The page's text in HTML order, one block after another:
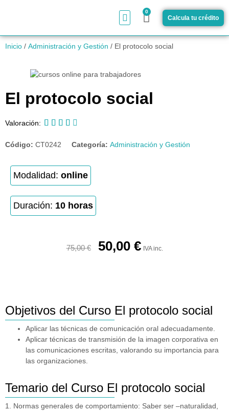
0
Calcula tu crédito
Inicio / Administración y Gestión / El protocolo social
El protocolo social
Valoración:     
Código: CT0242 Categoría: Administración y Gestión
Modalidad: online
Duración: 10 horas
75,00€ 50,00 € IVA inc.
Objetivos del Curso El protocolo social
Aplicar las técnicas de comunicación oral adecuadamente.
Aplicar técnicas de transmisión de la imagen corporativa en
las comunicaciones escritas, valorando su importancia para
las organizaciones.
Temario del Curso El protocolo social
1. Normas generales de comportamiento: Saber ser –naturalidad,